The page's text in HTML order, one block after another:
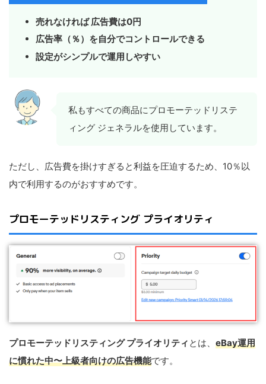
売れなければ 広告費は0円
広告率（％）を自分でコントロールできる
設定がシンプルで運用しやすい
私もすべての商品にプロモーテッドリステ
ィング ジェネラルを使用しています。
ただし、広告費を掛けすぎると利益を圧迫するため、10％以
内で利用するのがおすすめです。
プロモーテッドリスティング プライオリティ
プロモーテッドリスティング プライオリティ とは、 eBay運用
に慣れた中〜上級者向けの広告機能です。